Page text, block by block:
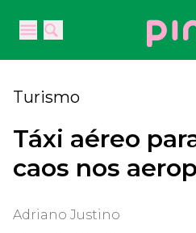
Open main menu
Open main menu
Your
Turismo
Táxi aéreo
caos nos
Adriano Justino